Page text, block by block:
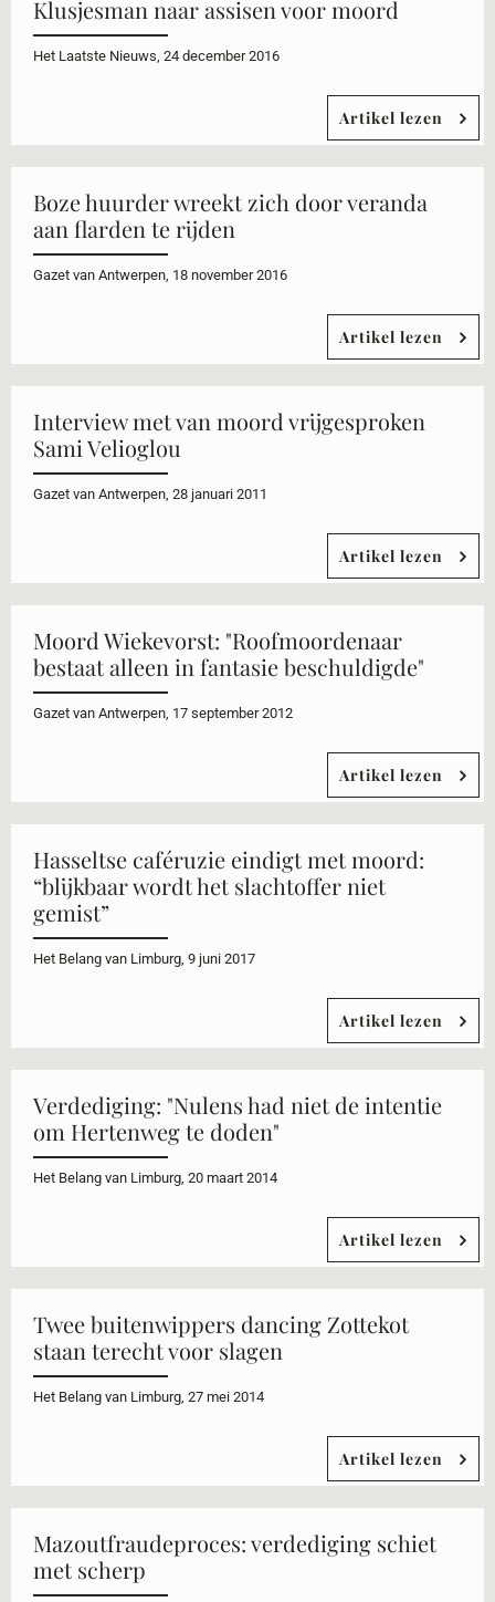
Klusjesman naar assisen voor moord
Het Laatste Nieuws, 24 december 2016
Artikel lezen
Boze huurder wreekt zich door veranda
aan flarden te rijden
Gazet van Antwerpen, 18 november 2016
Artikel lezen
Interview met van moord vrijgesproken
Sami Velioglou
Gazet van Antwerpen, 28 januari 2011
Artikel lezen
Moord Wiekevorst: "Roofmoordenaar
bestaat alleen in fantasie beschuldigde"
Gazet van Antwerpen, 17 september 2012
Artikel lezen
Hasseltse caféruzie eindigt met moord:
“blijkbaar wordt het slachtoffer niet
gemist”
Het Belang van Limburg, 9 juni 2017
Artikel lezen
Verdediging: "Nulens had niet de intentie
om Hertenweg te doden"
Het Belang van Limburg, 20 maart 2014
Artikel lezen
Twee buitenwippers dancing Zottekot
staan terecht voor slagen
Het Belang van Limburg, 27 mei 2014
Artikel lezen
Mazoutfraudeproces: verdediging schiet
met scherp